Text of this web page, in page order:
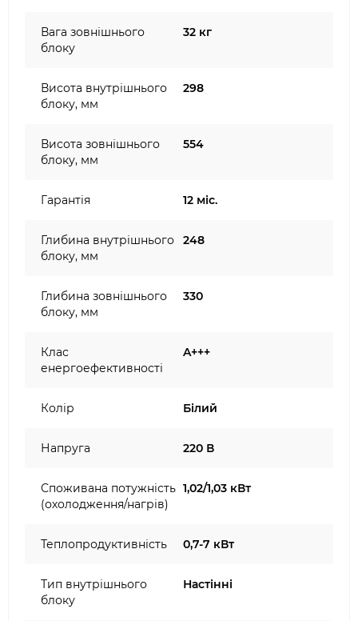
Вага зовнішнього
блоку
32 кг
Висота внутрішнього
блоку, мм
298
Висота зовнішнього
блоку, мм
554
Гарантія 12 міс.
Глибина внутрішнього
блоку, мм
248
Глибина зовнішнього
блоку, мм
330
Клас
енергоефективності
A+++
Колір Білий
Напруга 220 В
Споживана потужність
(охолодження/нагрів)
1,02/1,03 кВт
Теплопродуктивність 0,7-7 кВт
Тип внутрішнього
блоку
Настінні